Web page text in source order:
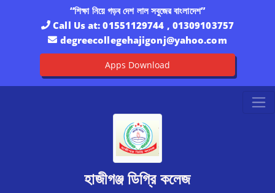
“শিক্ষা নিয়ে গড়ব দেশ লাল সবুজের বাংলাদেশ”
Call Us at:01551129744 , 01309103757
degreecollegehajigonj@yahoo.com
Apps Download
হাজীগঞ্জ ডিগ্রি কলেজ